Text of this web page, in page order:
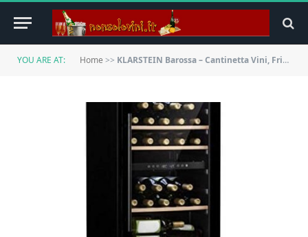
YOU ARE AT: Home >> KLARSTEIN Barossa – Cantinetta Vini, Frigo Vini, 2 Zone, Temperatura: 5-18 °C, Porta in Vetro, Display LCD, Illuminazione Interna a LED, Touch, LED, Nero, 34 Bottiglie